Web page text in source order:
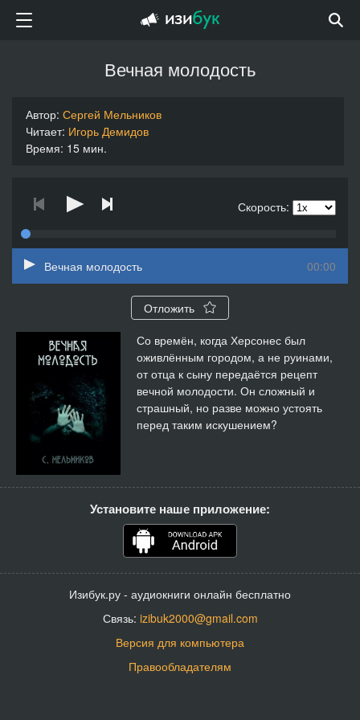
Вечная молодость
Автор: Сергей Мельников
Читает: Игорь Демидов
Время: 15 мин.
Скорость:
00:00
Вечная молодость
Отложить
Со времён, когда Херсонес был
оживлённым городом, а не руинами,
от отца к сыну передаётся рецепт
вечной молодости. Он сложный и
страшный, но разве можно устоять
перед таким искушением?
Установите наше приложение:
Изибук.ру - аудиокниги онлайн бесплатно
Связь: izibuk2000@gmail.com
Версия для компьютера
Правообладателям